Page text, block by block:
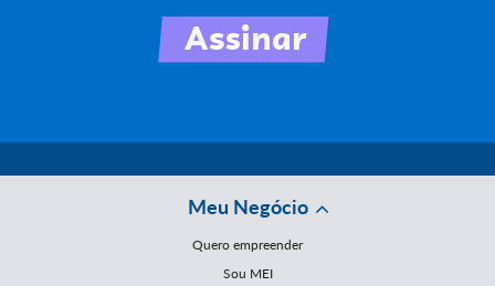
Meu Negócio
Quero empreender
Sou MEI